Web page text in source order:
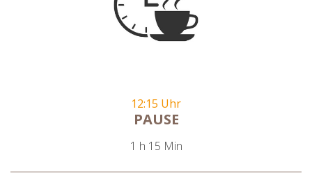
12:15 Uhr
PAUSE
1 h 15 Min